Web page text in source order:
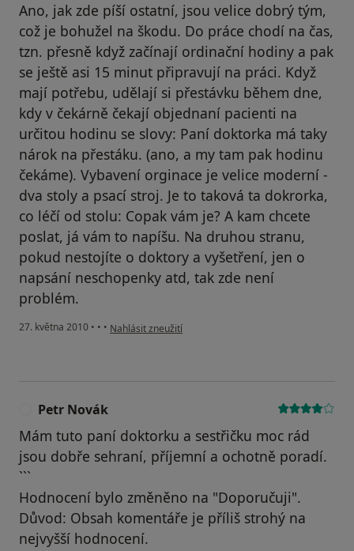
Ano, jak zde píší ostatní, jsou velice dobrý tým,
což je bohužel na škodu. Do práce chodí na čas,
tzn. přesně když začínají ordinační hodiny a pak
se ještě asi 15 minut připravují na práci. Když
mají potřebu, udělají si přestávku během dne,
kdy v čekárně čekají objednaní pacienti na
určitou hodinu se slovy: Paní doktorka má taky
nárok na přestáku. (ano, a my tam pak hodinu
čekáme). Vybavení orginace je velice moderní -
dva stoly a psací stroj. Je to taková ta dokrorka,
co léčí od stolu: Copak vám je? A kam chcete
poslat, já vám to napíšu. Na druhou stranu,
pokud nestojíte o doktory a vyšetření, jen o
napsání neschopenky atd, tak zde není
problém.
27. května 2010 • • • podle názoru uživatele Váš účet byl odstraněn
Nahlásit zneužití
Petr Novák
Mám tuto paní doktorku a sestřičku moc rád
jsou dobře sehraní, příjemní a ochotně poradí.
```
Hodnocení bylo změněno na "Doporučuji".
Důvod: Obsah komentáře je příliš strohý na
nejvyšší hodnocení.